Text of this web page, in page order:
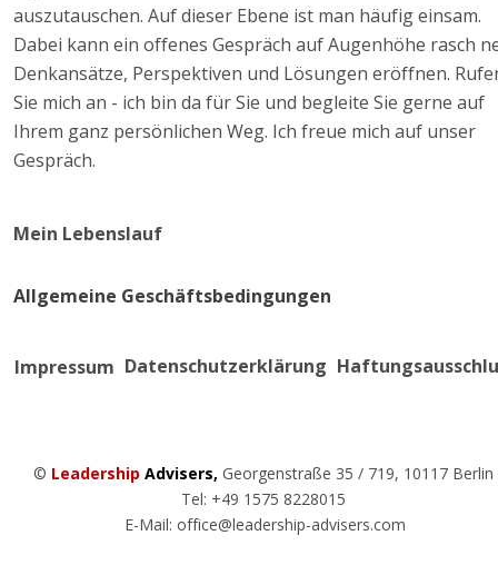
auszutauschen. Auf dieser Ebene ist man häufig einsam.
Dabei kann ein offenes Gespräch auf Augenhöhe rasch
Denkansätze, Perspektiven und Lösungen eröffnen.
Sie mich an - ich bin da für Sie und begleite Sie gerne auf
Ihrem ganz persönlichen Weg. Ich freue mich auf unser
Gespräch.
Mein Lebenslauf
Impressum Datenschutzerklärung
© Leadership Advisers, Georgenstraße 35 / 719, 10117
Tel: +49 1575 8228015
E-Mail: office@leadership-advisers.com
Allgemeine Geschäftsbedingungen